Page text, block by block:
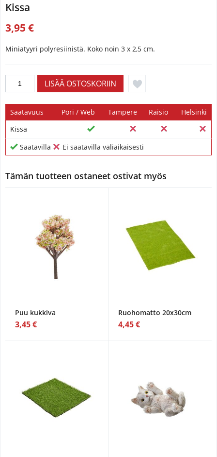
Kissa
3,95 €
Miniatyyri polyresiinistä. Koko noin 3 x 2,5 cm.
Saatavuus Pori / Web Tampere Raisio
Helsinki
Kissa
Saatavilla
Ei saatavilla väliaikaisesti
Tämän tuotteen ostaneet ostivat myös
Puu kukkiva
3,45 €
Ruohomatto 20x30cm
4,45 €